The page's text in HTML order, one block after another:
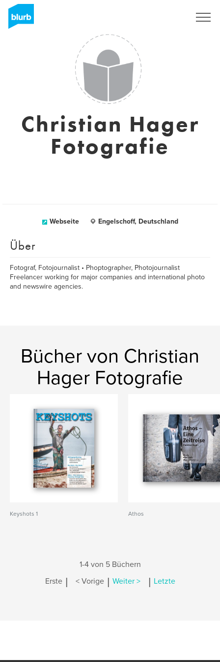
Christian Hager
Fotografie
Webseite Engelschoff, Deutschland
Über
Fotograf, Fotojournalist • Phoptographer, Photojournalist
Freelancer working for major companies and international photo
and newswire agencies.
Bücher von Christian
Hager Fotografie
Keyshots 1 Athos
1-4 von 5 Büchern
Erste | < Vorige | Weiter > | Letzte